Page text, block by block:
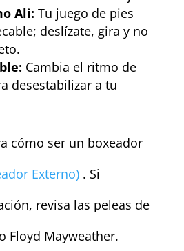
Ali: Tu juego de pies
deslízate, gira y no
Cambia el ritmo de
desestabilizar a tu
cómo ser un boxeador
Externo). Si
revisa las peleas de
Floyd Mayweather.